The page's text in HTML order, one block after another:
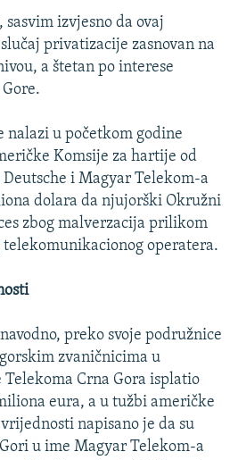
izvjesno da ovaj
privatizacije zasnovan na
a štetan po interese
nalazi u početkom godine
Komsije za hartije od
i Magyar Telekom-a
dolara da njujorški Okružni
zbog malverzacija prilikom
operatera.
preko svoje podružnice
zvaničnicima u
Crna Gora isplatio
eura, a u tužbi američke
napisano je da su
u ime Magyar Telekom-a